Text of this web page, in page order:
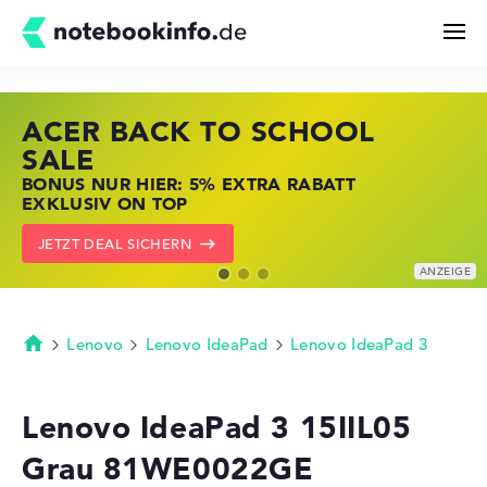
Kaufberatung
Technik & Wissen
Deals
Merkzettel
ACER BACK TO SCHOOL
SALE
BONUS NUR HIER: 5% EXTRA RABATT
EXKLUSIV ON TOP
JETZT DEAL SICHERN
HP STORE SSV DEALS
JETZT ZUGREIFEN: NOTEBOOKS BEI HP
KRÄFTIG REDUZIERT
ZU DEN HP ANGEBOTEN
LENOVO LAPTOP DEALS
NOTEBOOKS BEI LENOVO JETZT
KRÄFTIG REDUZIERT
LENOVO DEALS ZEIGEN
Startseite
Lenovo Lenovo IdeaPad Lenovo IdeaPad 3
Lenovo IdeaPad 3 15IIL05
Grau 81WE0022GE